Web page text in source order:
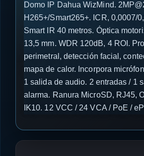
Domo IP Dahua WizMind.
H265+/Smart265+. ICR, 0,0007/
Smart IR 40 metros. Óptica
13,5 mm. WDR 120dB, 4 ROI.
perimetral, detección facial,
mapa de calor. Incorpora
1 salida de audio. 2 entradas / 1
alarma. Ranura MicroSD, RJ45,
IK10. 12 VCC / 24 VCA / PoE /